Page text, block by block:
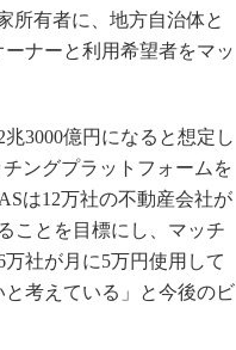
所有者に、地方自治体と
ナーと利用希望者をマッ
3000億円になると想定し
ングプラットフォームを
は12万社の不動産会社が
ことを目標にし、マッチ
社が月に5万円使用して
考えている」と今後のビ